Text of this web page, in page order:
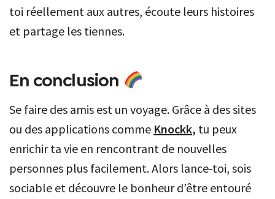
toi réellement aux autres, écoute leurs histoires
et partage les tiennes.
En conclusion
Se faire des amis est un voyage. Grâce à des sites
ou des applications comme Knockk, tu peux
enrichir ta vie en rencontrant de nouvelles
personnes plus facilement. Alors lance-toi, sois
sociable et découvre le bonheur d’être entouré